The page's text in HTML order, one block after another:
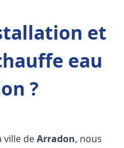
et
eau
?
ville deArradon, nous